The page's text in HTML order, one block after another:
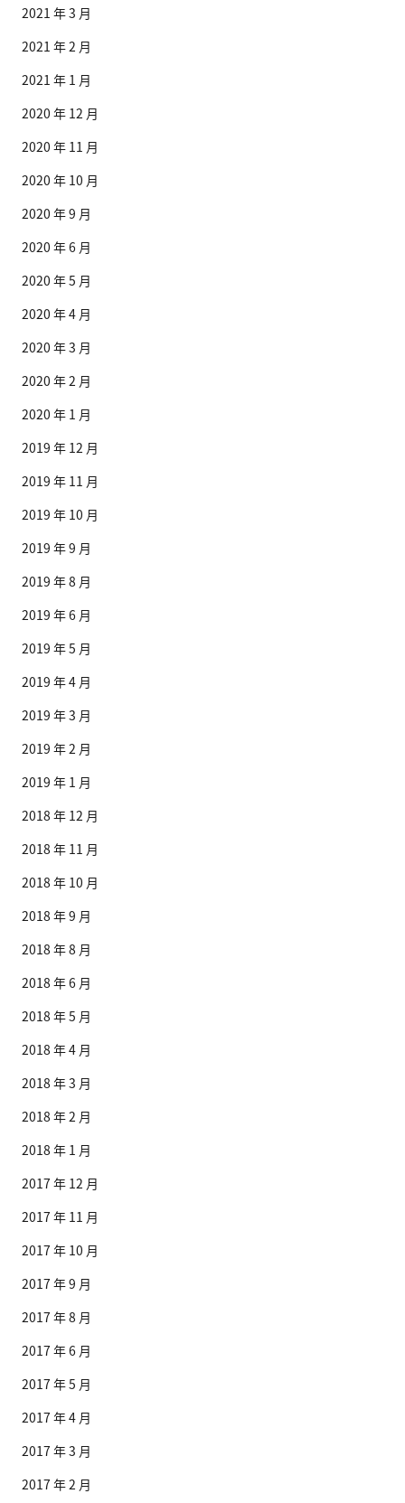
2021 年 3 月
2021 年 2 月
2021 年 1 月
2020 年 12 月
2020 年 11 月
2020 年 10 月
2020 年 9 月
2020 年 6 月
2020 年 5 月
2020 年 4 月
2020 年 3 月
2020 年 2 月
2020 年 1 月
2019 年 12 月
2019 年 11 月
2019 年 10 月
2019 年 9 月
2019 年 8 月
2019 年 6 月
2019 年 5 月
2019 年 4 月
2019 年 3 月
2019 年 2 月
2019 年 1 月
2018 年 12 月
2018 年 11 月
2018 年 10 月
2018 年 9 月
2018 年 8 月
2018 年 6 月
2018 年 5 月
2018 年 4 月
2018 年 3 月
2018 年 2 月
2018 年 1 月
2017 年 12 月
2017 年 11 月
2017 年 10 月
2017 年 9 月
2017 年 8 月
2017 年 6 月
2017 年 5 月
2017 年 4 月
2017 年 3 月
2017 年 2 月